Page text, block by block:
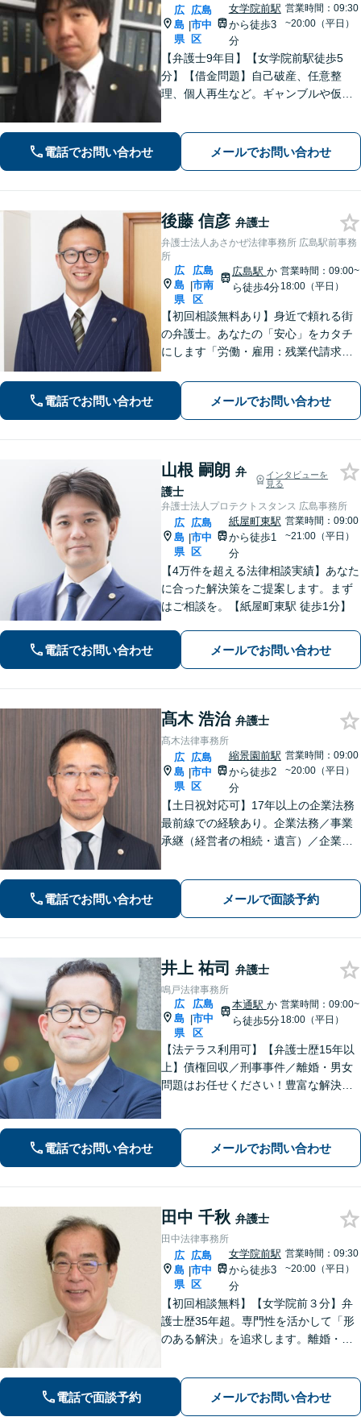
広
島
県
|
広島
市中
区
女学院前駅
から徒歩3
分
営業時間：09:30
~20:00（平日）
【弁護士9年目】【女学院前駅徒歩5
分】【借金問題】自己破産、任意整
理、個人再生など。ギャンブルや仮想
などご相談ください【夜間土日祝相談
可】【初回相談無料】【Zoom面談可】
電話でお問い合わせ メールでお問い合わせ
後藤 信彦 弁護士
弁護士法人あさかぜ法律事務所 広島駅前事務
所
広
島
県
|
広島
市南
区
広島駅 か
ら徒歩4分
営業時間：09:00~
18:00（平日）
【初回相談無料あり】身近で頼れる街
の弁護士。あなたの「安心」をカタチ
にします「労働・雇用：残業代請求、
実績が豊富」「不動産：不動産を相続
すべきか、放棄すべきか冷静に判断で
きるようサポートいたします」【広島
駅４分】
電話でお問い合わせ メールでお問い合わせ
山根 嗣朗 弁
護士
インタビューを
見る
弁護士法人プロテクトスタンス 広島事務所
広
島
県
|
広島
市中
区
紙屋町東駅
から徒歩1
分
営業時間：09:00
~21:00（平日）
【4万件を超える法律相談実績】あなた
に合った解決策をご提案します。まず
はご相談を。【紙屋町東駅 徒歩1分】
電話でお問い合わせ メールでお問い合わせ
髙木 浩治 弁護士
髙木法律事務所
広
島
県
|
広島
市中
区
縮景園前駅
から徒歩2
分
営業時間：09:00
~20:00（平日）
【土日祝対応可】17年以上の企業法務
最前線での経験あり。企業法務／事業
承継（経営者の相続・遺言）／企業の
験を活かした的確な対応で、企業の発
展と経営をサポート。顧問契約もお任
電話でお問い合わせ メールで面談予約
井上 祐司 弁護士
鳴戸法律事務所
広
島
県
|
広島
市中
区
本通駅 か
ら徒歩5分
営業時間：09:00~
18:00（平日）
【法テラス利用可】【弁護士歴15年以
上】債権回収／刑事事件／離婚・男女
問題はお任せください！豊富な解決実
談】【完全個室相談】【休日・夜間対
応可】【本通駅5分】
電話でお問い合わせ メールでお問い合わせ
田中 千秋 弁護士
田中法律事務所
広
島
県
|
広島
市中
区
女学院前駅
から徒歩3
分
営業時間：09:30
~20:00（平日）
【初回相談無料】【女学院前３分】弁
護士歴35年超。専門性を活かして「形
のある解決」を追求します。離婚・債
話しやすい弁護士に是非ご相談くださ
い。（合同庁舎内郵便局近く）
電話で面談予約 メールでお問い合わせ